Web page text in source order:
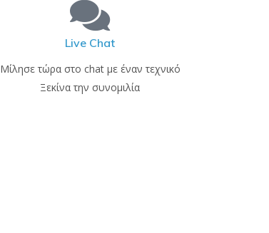
Live Chat
Μίλησε τώρα στο chat με έναν τεχνικό
Ξεκίνα την συνομιλία